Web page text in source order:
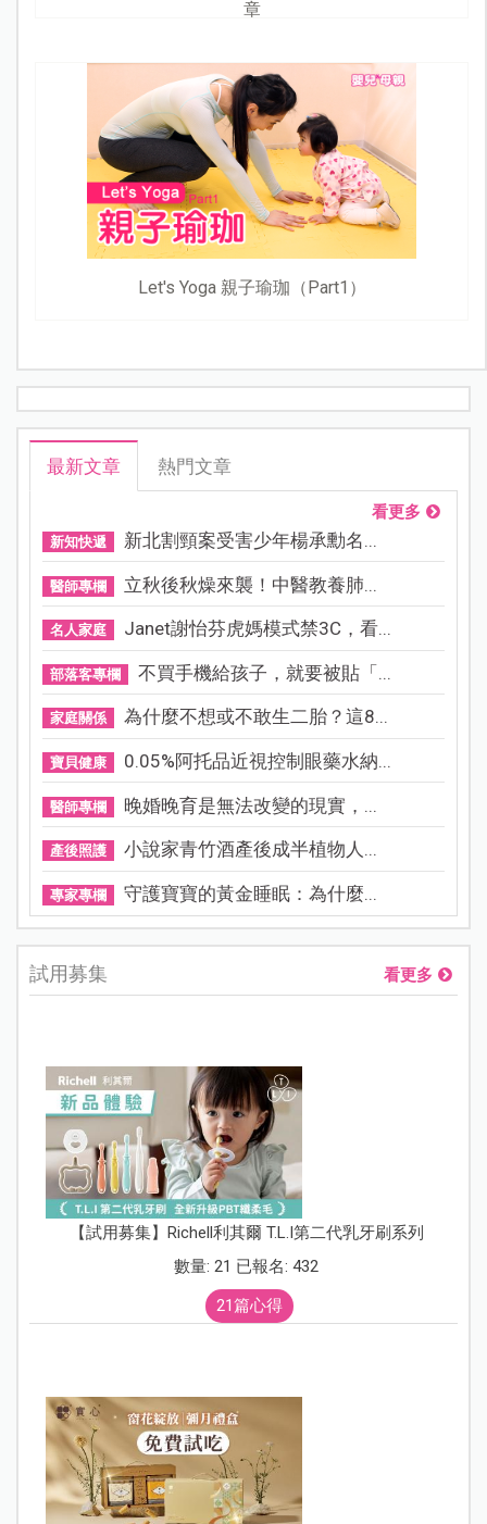
章
Let's Yoga 親子瑜珈（Part1）
最新文章 熱門文章
看更多
新知快遞 新北割頸案受害少年楊承勳名...
醫師專欄 立秋後秋燥來襲！中醫教養肺...
名人家庭 Janet謝怡芬虎媽模式禁3C，看...
部落客專欄 不買手機給孩子，就要被貼「...
家庭關係 為什麼不想或不敢生二胎？這8...
寶貝健康 0.05%阿托品近視控制眼藥水納...
醫師專欄 晚婚晚育是無法改變的現實，...
產後照護 小說家青竹酒產後成半植物人...
專家專欄 守護寶寶的黃金睡眠：為什麼...
試用募集 看更多
【試用募集】Richell利其爾 T.L.I第二代乳牙刷系列
數量: 21 已報名: 432
21篇心得